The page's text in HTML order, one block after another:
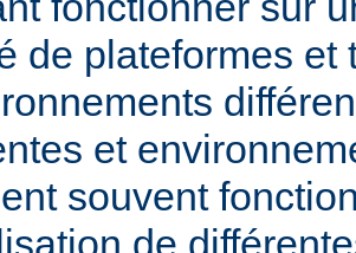
de plateformes et
et
souvent
de